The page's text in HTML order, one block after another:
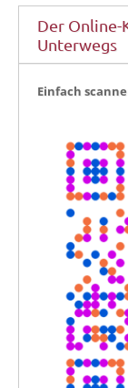
Der
Unterwegs
Ein­fach